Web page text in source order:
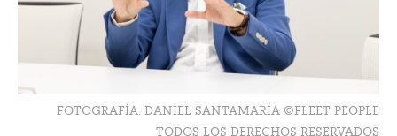
FOTOGRAFÍA: DANIEL SANTAMARÍA ©FLEET PEOPLE
TODOS LOS DERECHOS RESERVADOS